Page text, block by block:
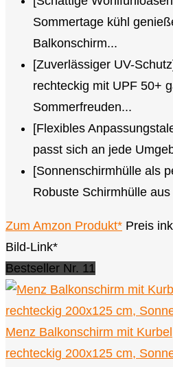
Sommertage kühl
Balkonschirm...
[Zuverlässiger UV-
rechteckig mit UPF 50+
Sommerfreuden...
[Flexibles
passt sich an jede
[Sonnenschirmhülle als
Robuste Schirmhülle
Zum Amzon Produkt* Preis
Bild-Link*
Bestseller Nr. 11
Menz Balkonschirm mit
rechteckig 200x125 cm,